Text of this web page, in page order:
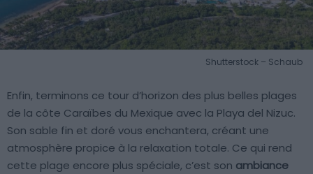
Shutterstock – Schaub
Enfin, terminons ce tour d’horizon des plus belles plages
de la côte Caraïbes du Mexique avec la Playa del Nizuc.
Son sable fin et doré vous enchantera, créant une
atmosphère propice à la relaxation totale. Ce qui rend
cette plage encore plus spéciale, c’est son ambiance